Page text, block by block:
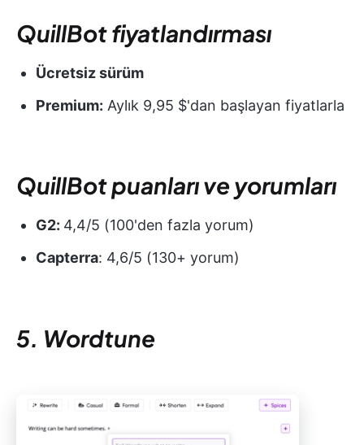
QuillBot fiyatlandırması
Ücretsiz sürüm
Premium: Aylık 9,95 $'dan başlayan fiyatlarla
QuillBot puanları ve yorumları
G2: 4,4/5 (100'den fazla yorum)
Capterra: 4,6/5 (130+ yorum)
5. Wordtune